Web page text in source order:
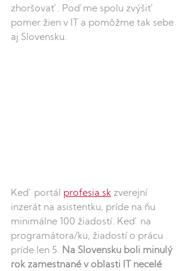
zhoršovať. Poďme spolu zvýšiť
pomer žien v IT a pomôžme tak sebe
aj Slovensku.
Keď portál profesia.sk zverejní
inzerát na asistentku, príde na ňu
minimálne 100 žiadostí. Keď na
programátora/ku, žiadostí o prácu
príde len 5. Na Slovensku boli minulý
rok zamestnané v oblasti IT necelé